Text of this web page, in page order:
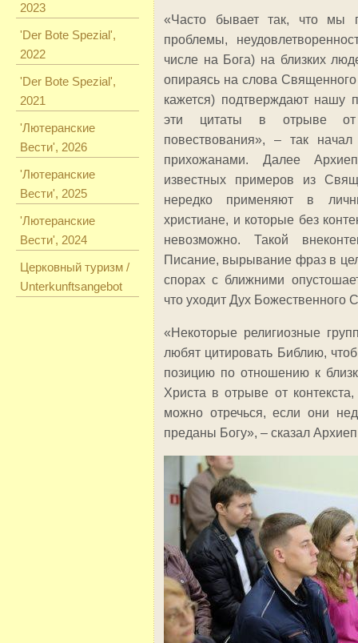
2023
'Der Bote Spezial',
2022
'Der Bote Spezial',
2021
'Лютеранские
Вести', 2026
'Лютеранские
Вести', 2025
'Лютеранские
Вести', 2024
Церковный туризм /
Unterkunftsangebot
«Часто бывает так, что мы
проблемы,
числе на Бога) на близких
опираясь на слова
кажется) подтверждают нашу
эти цитаты в отрыве от
повествования», – так
прихожанами. Далее
известных примеров из
нередко применяют в
христиане, и которые без
невозможно. Такой
Писание, вырывание фраз в
спорах с ближними
что уходит Дух Божественного
«Некоторые религиозные
любят цитировать Библию,
позицию по отношению к
Христа в отрыве от
можно отречься, если они
преданы Богу», – сказал